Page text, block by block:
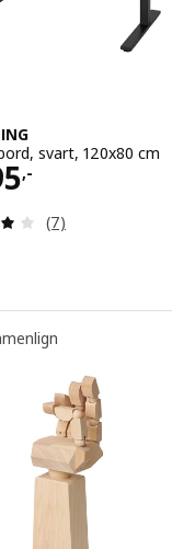
Samlede
svart, 120x80 cm
,-
Gjennomgang:
(7)